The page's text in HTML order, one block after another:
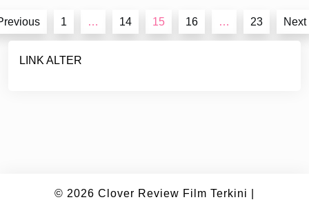
Posts
pagination
1 … 14 15 16 … 23 Next
LINK ALTER
© 2026 Clover Review Film Terkini